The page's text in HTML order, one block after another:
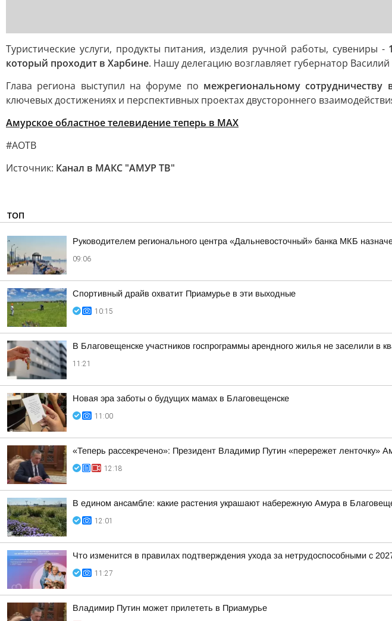
Туристические услуги, продукты питания, изделия ручной работы, сувениры -
который проходит в Харбине. Нашу делегацию возглавляет губернатор
Глава региона выступил на форуме по межрегиональному
ключевых достижениях и перспективных проектах двустороннего
Амурское областное телевидение теперь в МАХ
#АОТВ
Источник: Канал в МАКС "АМУР ТВ"
ТОП
Руководителем регионального центра «Дальневосточный» банка МКБ
09:06
Спортивный драйв охватит Приамурье в эти выходные
10:15
В Благовещенске участников госпрограммы арендного жилья не заселили в
11:21
Новая эра заботы о будущих мамах в Благовещенске
11:00
«Теперь рассекречено»: Президент Владимир Путин «перережет ленточку»
12:18
В едином ансамбле: какие растения украшают набережную Амура в
12:01
Что изменится в правилах подтверждения ухода за нетрудоспособными с
11:27
Владимир Путин может прилететь в Приамурье